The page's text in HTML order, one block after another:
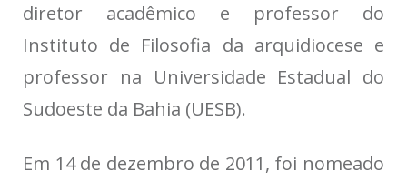
diretor acadêmico e professor do
Instituto de Filosofia da arquidiocese e
professor na Universidade Estadual do
Sudoeste da Bahia (UESB).
Em 14 de dezembro de 2011, foi nomeado